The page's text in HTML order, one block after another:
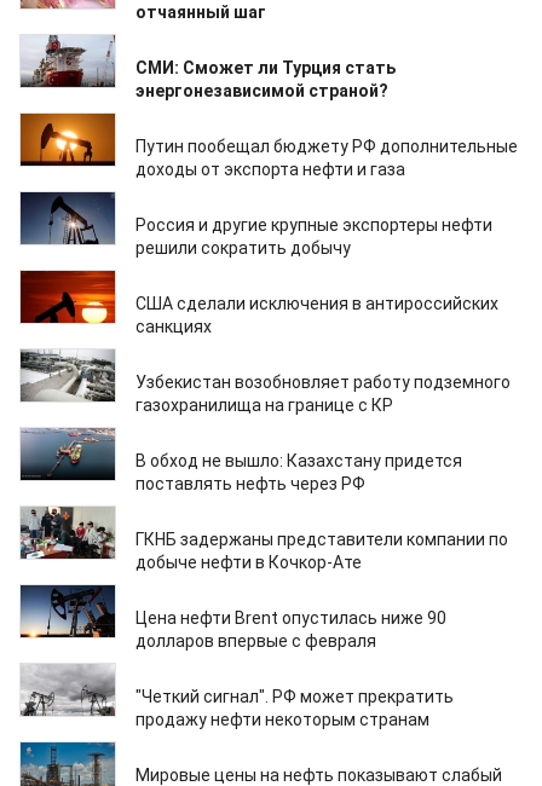
отчаянный шаг
10.05.2023
СМИ: Сможет ли Турция стать
энергонезависимой страной?
12.04.2023
Путин пообещал бюджету РФ дополнительные
доходы от экспорта нефти и газа
03.04.2023
Россия и другие крупные экспортеры нефти
решили сократить добычу
05.02.2023
США сделали исключения в антироссийских
санкциях
03.02.2023
Узбекистан возобновляет работу подземного
газохранилища на границе с КР
11.01.2023
В обход не вышло: Казахстану придется
поставлять нефть через РФ
12.10.2022
ГКНБ задержаны представители компании по
добыче нефти в Кочкор-Ате
08.09.2022
Цена нефти Brent опустилась ниже 90
долларов впервые с февраля
02.09.2022
"Четкий сигнал". РФ может прекратить
продажу нефти некоторым странам
18.08.2022
Мировые цены на нефть показывают слабый